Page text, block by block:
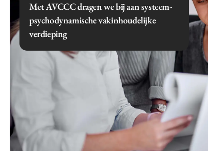
Met AVCCC dragen we bij aan systeem-
psychodynamische vakinhoudelijke
verdieping